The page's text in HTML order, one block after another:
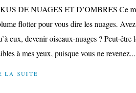
DE NUAGES ET D’OMBRES Ce
flotter pour vous dire les nuages.
eux, devenir oiseaux-nuages ? Peut-être
à mes yeux, puisque vous ne revenez...
LA SUITE